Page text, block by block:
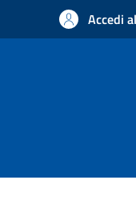
Accedi